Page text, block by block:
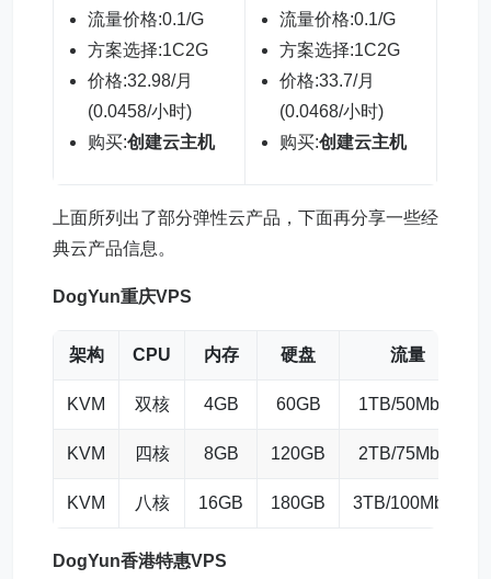
流量价格:0.1/G
方案选择:1C2G
价格:32.98/月
(0.0458/小时)
购买:创建云主机
流量价格:0.1/G
方案选择:1C2G
价格:33.7/月
(0.0468/小时)
购买:创建云主机
上面所列出了部分弹性云产品，下面再分享一些经
典云产品信息。
DogYun重庆VPS
架构 CPU 内存 硬盘 流量
KVM 双核 4GB 60GB 1TB/50Mbps
KVM 四核 8GB 120GB 2TB/75Mbps
KVM 八核 16GB 180GB 3TB/100Mbps
DogYun香港特惠VPS